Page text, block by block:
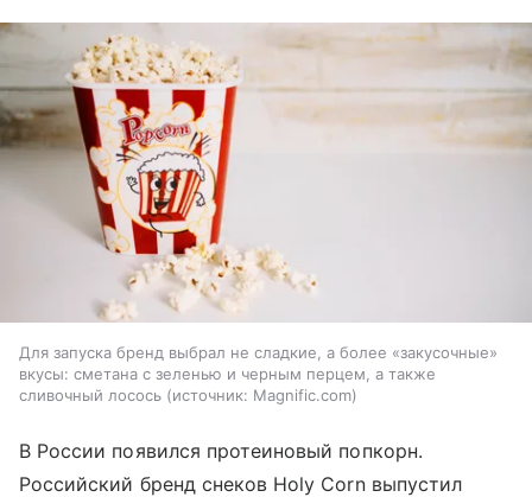
Для запуска бренд выбрал не сладкие, а более «закусочные»
вкусы: сметана с зеленью и черным перцем, а также
сливочный лосось
источник: Magnific.com
В России появился протеиновый попкорн.
Российский бренд снеков Holy Corn выпустил